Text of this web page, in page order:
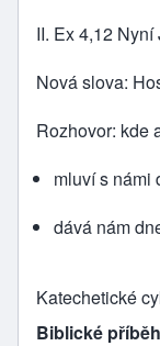
II. Ex 4,12
Nová slova:
Rozhovor: kde
mluví s námi
dává nám
Katechetické
Biblické